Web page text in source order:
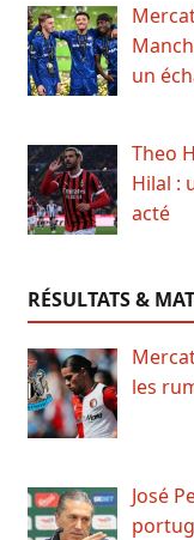
un
Theo
Hilal :
acté
RÉSULTATS &
les
José